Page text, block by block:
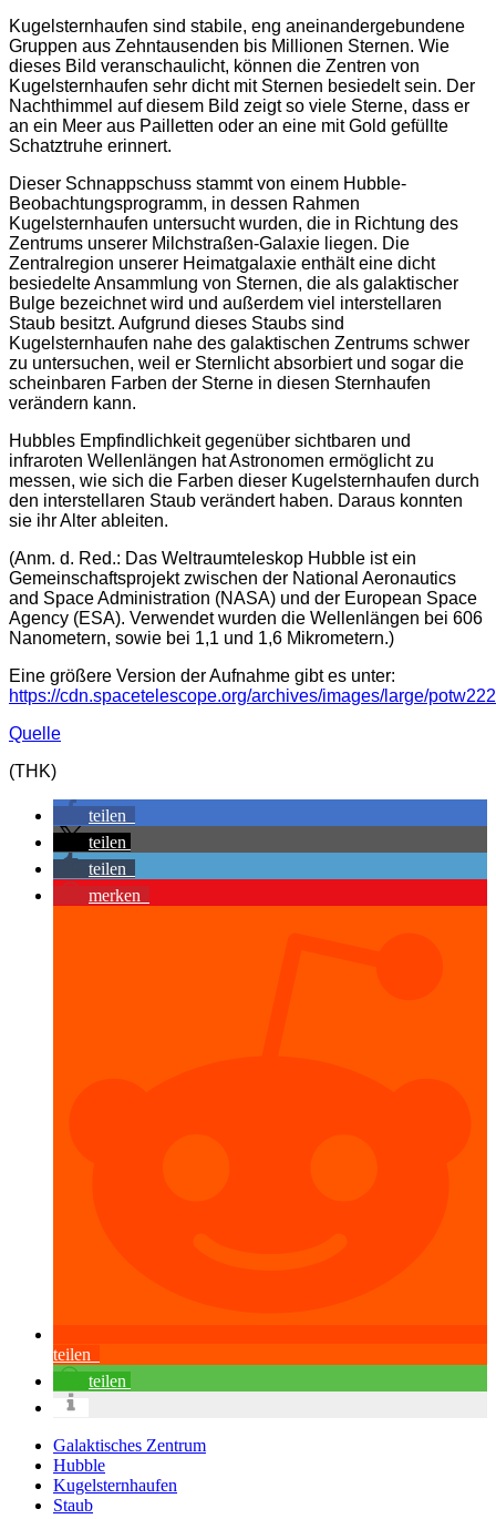
Kugelsternhaufen sind stabile, eng aneinandergebundene
Gruppen aus Zehntausenden bis Millionen Sternen. Wie
dieses Bild veranschaulicht, können die Zentren von
Kugelsternhaufen sehr dicht mit Sternen besiedelt sein. Der
Nachthimmel auf diesem Bild zeigt so viele Sterne, dass er
an ein Meer aus Pailletten oder an eine mit Gold gefüllte
Schatztruhe erinnert.
Dieser Schnappschuss stammt von einem Hubble-
Beobachtungsprogramm, in dessen Rahmen
Kugelsternhaufen untersucht wurden, die in Richtung des
Zentrums unserer Milchstraßen-Galaxie liegen. Die
Zentralregion unserer Heimatgalaxie enthält eine dicht
besiedelte Ansammlung von Sternen, die als galaktischer
Bulge bezeichnet wird und außerdem viel interstellaren
Staub besitzt. Aufgrund dieses Staubs sind
Kugelsternhaufen nahe des galaktischen Zentrums schwer
zu untersuchen, weil er Sternlicht absorbiert und sogar die
scheinbaren Farben der Sterne in diesen Sternhaufen
verändern kann.
Hubbles Empfindlichkeit gegenüber sichtbaren und
infraroten Wellenlängen hat Astronomen ermöglicht zu
messen, wie sich die Farben dieser Kugelsternhaufen durch
den interstellaren Staub verändert haben. Daraus konnten
sie ihr Alter ableiten.
(Anm. d. Red.: Das Weltraumteleskop Hubble ist ein
Gemeinschaftsprojekt zwischen der National Aeronautics
and Space Administration (NASA) und der European Space
Agency (ESA). Verwendet wurden die Wellenlängen bei 606
Nanometern, sowie bei 1,1 und 1,6 Mikrometern.)
Eine größere Version der Aufnahme gibt es unter:
https://cdn.spacetelescope.org/archives/images/large/
Quelle
(THK)
teilen
teilen
teilen
merken
teilen
teilen
Galaktisches Zentrum
Hubble
Kugelsternhaufen
Staub